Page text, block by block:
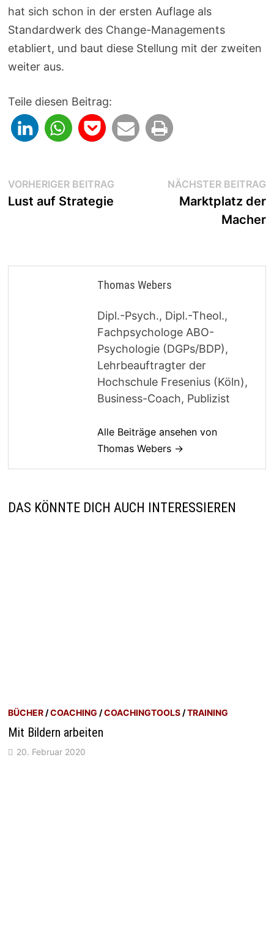
hat sich schon in der ersten Auflage als
Standardwerk des Change-Managements
etabliert, und baut diese Stellung mit der zweiten
weiter aus.
Teile diesen Beitrag:
Beitragsnavigation
VORHERIGER BEITRAG Vorheriger
Lust auf Strategie
NÄCHSTER BEITRAG
Marktplatz der
Macher
Thomas Webers
Dipl.-Psych., Dipl.-Theol.,
Fachpsychologe ABO-
Psychologie (DGPs/BDP),
Lehrbeauftragter der
Hochschule Fresenius (Köln),
Business-Coach, Publizist
Alle Beiträge ansehen von
Thomas Webers →
DAS KÖNNTE DICH AUCH INTERESSIEREN
BÜCHER /COACHING /COACHINGTOOLS /TRAINING
Mit Bildern arbeiten
20. Februar 2020